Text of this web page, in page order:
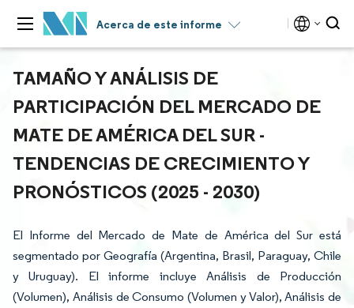
Acerca de este informe
TAMAÑO Y ANÁLISIS DE
PARTICIPACIÓN DEL MERCADO DE
MATE DE AMÉRICA DEL SUR -
TENDENCIAS DE CRECIMIENTO Y
PRONÓSTICOS (2025 - 2030)
El Informe del Mercado de Mate de América del Sur está
segmentado por Geografía (Argentina, Brasil, Paraguay, Chile
y Uruguay). El informe incluye Análisis de Producción
(Volumen), Análisis de Consumo (Volumen y Valor), Análisis de